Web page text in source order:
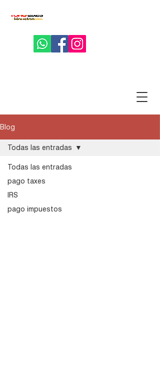
Blog
Todas las entradas
pago taxes
IRS
pago impuestos
Todas las entradas